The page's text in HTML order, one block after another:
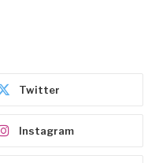
Twitter
Instagram